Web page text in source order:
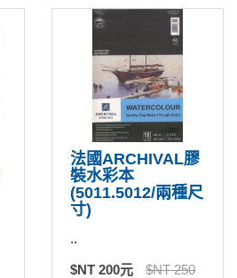
法國ARCHIVAL膠
裝水彩本
(5011.5012/兩種尺
寸)
..
$NT 200元
$NT 250